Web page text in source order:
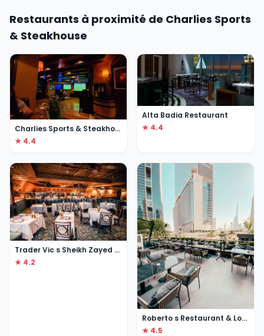
Restaurants à proximité de Charlies Sports
& Steakhouse
Charlies Sports & Steakhouse
★ 4.4
Alta Badia Restaurant
★ 4.4
Trader Vic s Sheikh Zayed Road
★ 4.2
Roberto s Restaurant & Lounge
★ 4.5